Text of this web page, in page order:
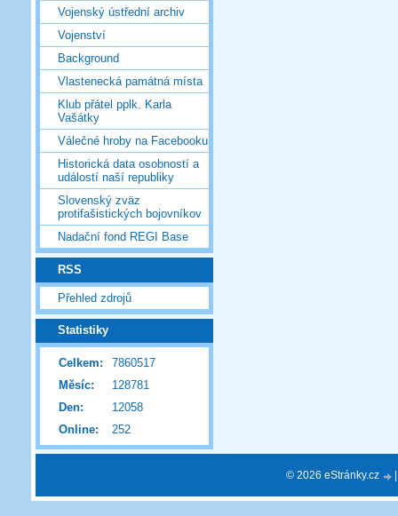
Vojenský ústřední archiv
Vojenství
Background
Vlastenecká památná místa
Klub přátel pplk. Karla
Vašátky
Válečné hroby na Facebooku
Historická data osobností a
událostí naší republiky
Slovenský zväz
protifašistických bojovníkov
Nadační fond REGI Base
RSS
Přehled zdrojů
Statistiky
Online: 252
Celkem:
7860517
Měsíc:
128781
Den:
12058
© 2026 eStránky.cz